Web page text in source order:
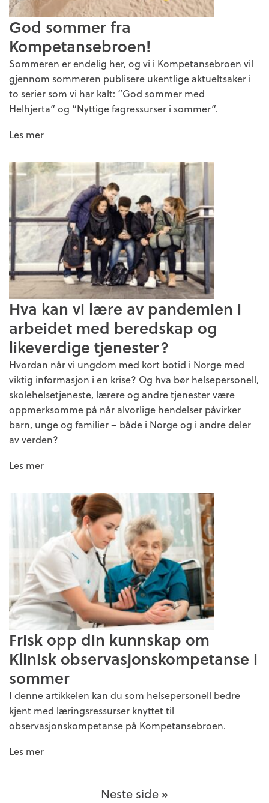
God sommer fra
Kompetansebroen!
Sommeren er endelig her, og vi i Kompetansebroen vil
gjennom sommeren publisere ukentlige aktueltsaker i
to serier som vi har kalt: “God sommer med
Helhjerta” og “Nyttige fagressurser i sommer”.
Les mer
Hva kan vi lære av pandemien i
arbeidet med beredskap og
likeverdige tjenester?
Hvordan når vi ungdom med kort botid i Norge med
viktig informasjon i en krise? Og hva bør helsepersonell,
skolehelsetjeneste, lærere og andre tjenester være
oppmerksomme på når alvorlige hendelser påvirker
barn, unge og familier – både i Norge og i andre deler
av verden?
Les mer
Frisk opp din kunnskap om
Klinisk observasjonskompetanse i
sommer
I denne artikkelen kan du som helsepersonell bedre
kjent med læringsressurser knyttet til
observasjonskompetanse på Kompetansebroen.
Les mer
Neste side »